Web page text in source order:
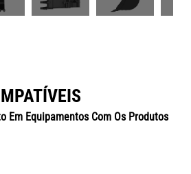
Em Equipamentos Com Os Produtos